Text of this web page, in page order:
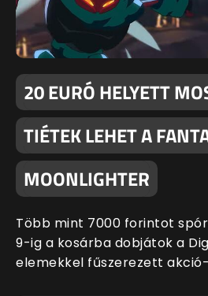
20 EURÓ HELYETT
TIÉTEK LEHET A
MOONLIGHTER
Több mint 7000 forintot
9-ig a kosárba dobjátok a
elemekkel fűszerezett